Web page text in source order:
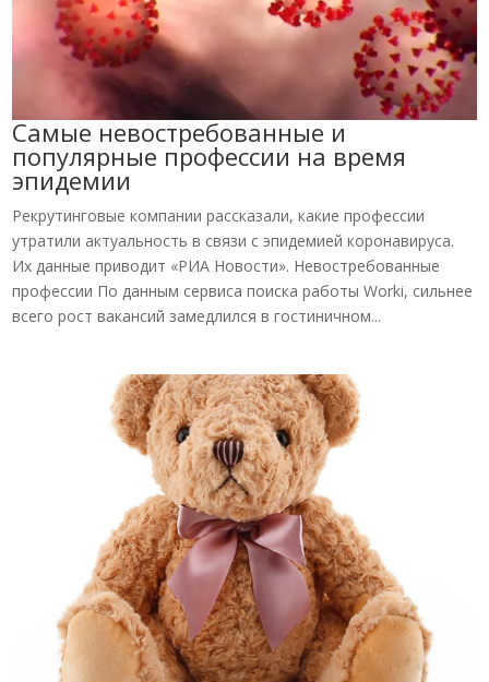
Самые невостребованные и
популярные профессии на время
эпидемии
Рекрутинговые компании рассказали, какие профессии
утратили актуальность в связи с эпидемией коронавируса.
Их данные приводит «РИА Новости». Невостребованные
профессии По данным сервиса поиска работы Worki, сильнее
всего рост вакансий замедлился в гостиничном...